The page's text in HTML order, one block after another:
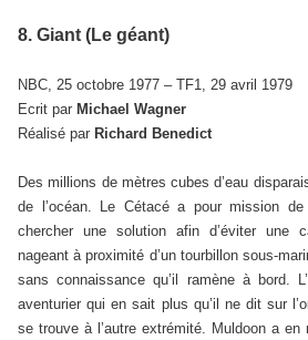
8. Giant (Le géant)
NBC, 25 octobre 1977 – TF1, 29 avril 1979
Ecrit par Michael Wagner
Réalisé par Richard Benedict
Des millions de mètres cubes d’eau
de l’océan. Le Cétacé a pour mission
chercher une solution afin d’éviter une
nageant à proximité d’un tourbillon sous-
sans connaissance qu’il ramène à bord.
aventurier qui en sait plus qu’il ne dit sur
se trouve à l’autre extrémité. Muldoon a en